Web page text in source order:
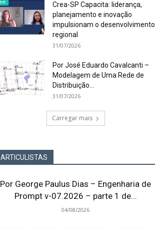
Crea-SP Capacita: liderança,
planejamento e inovação
impulsionam o desenvolvimento
regional
31/07/2026
Por José Eduardo Cavalcanti –
Modelagem de Uma Rede de
Distribuição...
31/07/2026
Carregar mais
ARTICULISTAS
Por George Paulus Dias – Engenharia de
Prompt v-07.2026 – parte 1 de...
04/08/2026